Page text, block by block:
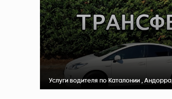
Услуги водителя по Каталонии ,